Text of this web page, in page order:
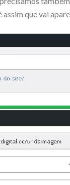
assim que vai